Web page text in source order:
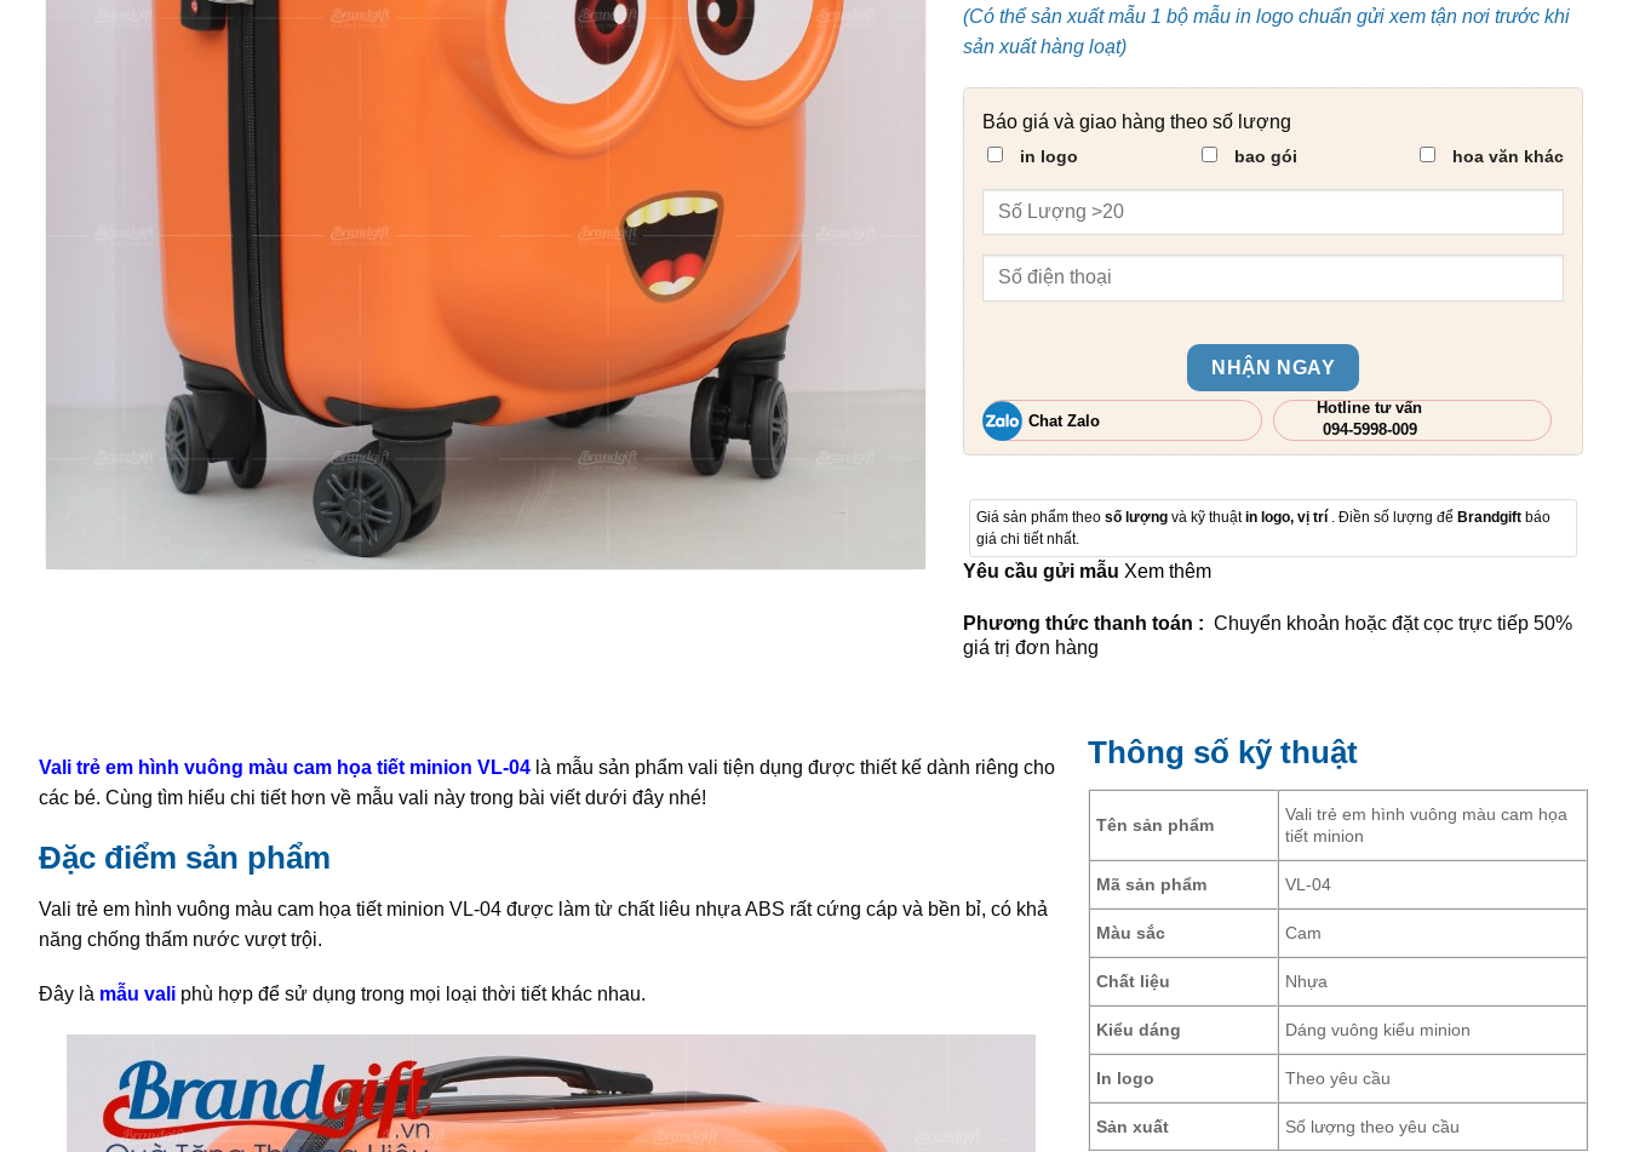
(Có thể sản xuất mẫu 1 bộ mẫu in logo chuẩn gửi xem tận nơi trước khi
sản xuất hàng loạt)
Báo giá và giao hàng theo số lượng
in logo bao gói hoa văn khác
NHẬN NGAY
Chat Zalo
Hotline tư vấn
094-5998-009
Giá sản phẩm theo số lượng và kỹ thuậtin logo, vị trí . Điền số lượng để Brandgift báo
giá chi tiết nhất.
Yêu cầu gửi mẫu Xem thêm
Phương thức thanh toán : Chuyển khoản hoặc đặt cọc trực tiếp 50%
giá trị đơn hàng
Vali trẻ em hình vuông màu cam họa tiết minion VL-04là mẫu sản phẩm vali tiện dụng được thiết kế dành riêng cho
các bé. Cùng tìm hiểu chi tiết hơn về mẫu vali này trong bài viết dưới đây nhé!
Đặc điểm sản phẩm
Vali trẻ em hình vuông màu cam họa tiết minion VL-04 được làm từ chất liêu nhựa ABS rất cứng cáp và bền bỉ, có khả
năng chống thấm nước vượt trội.
Đây là mẫu valiphù hợp để sử dụng trong mọi loại thời tiết khác nhau.
Thông số kỹ thuật
Tên sản phẩm
Vali trẻ em hình vuông màu cam họa
tiết minion
Mã sản phẩm VL-04
Màu sắc Cam
Chất liệu Nhựa
Kiểu dáng Dáng vuông kiểu minion
In logo Theo yêu cầu
Sản xuất Số lượng theo yêu cầu